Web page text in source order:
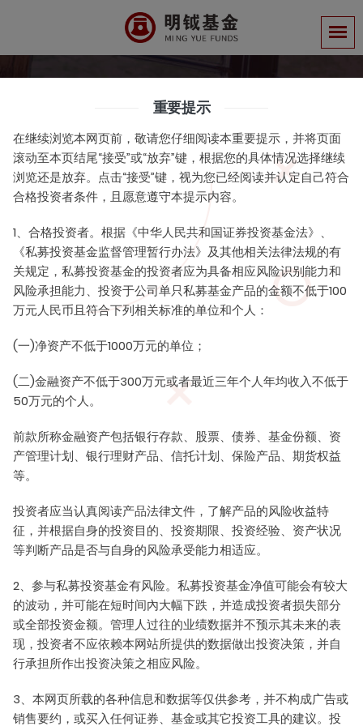
Daily News
明钺公告
关于部分产品暂停申购的公告
管理员 2021-06-08
本网站所有信息的版权、专利权、知识产品及其他产权属于
明钺基金所有。 未经明钺基金书面许可，均不得复制、翻
版、引用、转载本网站信息的全部或任何部分。
联系电话：0757-29291133、29291136、18923219518
mykf@my-fin.cn
办公地址：广东省佛山市顺德区大良近良路龙的大厦10
楼05-06单元
重要提示
在继续浏览本网页前，敬请您仔细阅读本重要提示，并将页面
滚动至本页结尾“接受”或“放弃”键，根据您的具体情况选择继续
浏览还是放弃。点击“接受”键，视为您已经阅读并认定自己符合
合格投资者条件，且愿意遵守本提示内容。
1、合格投资者。根据《中华人民共和国证券投资基金法》、
《私募投资基金监督管理暂行办法》及其他相关法律法规的有
关规定，私募投资基金的投资者应为具备相应风险识别能力和
风险承担能力、投资于公司单只私募基金产品的金额不低于100
万元人民币且符合下列相关标准的单位和个人：
(一)净资产不低于1000万元的单位；
(二)金融资产不低于300万元或者最近三年个人年均收入不低于
50万元的个人。
前款所称金融资产包括银行存款、股票、债券、基金份额、资
产管理计划、银行理财产品、信托计划、保险产品、期货权益
等。
投资者应当认真阅读产品法律文件，了解产品的风险收益特
征，并根据自身的投资目的、投资期限、投资经验、资产状况
等判断产品是否与自身的风险承受能力相适应。
2、参与私募投资基金有风险。私募投资基金净值可能会有较大
的波动，并可能在短时间內大幅下跌，并造成投资者损失部分
或全部投资金额。管理人过往的业绩数据并不预示其未来的表
现，投资者不应依赖本网站所提供的数据做出投资决策，并自
行承担所作出投资决策之相应风险。
3、本网页所载的各种信息和数据等仅供参考，并不构成广告或
销售要约，或买入任何证券、基金或其它投资工具的建议。投